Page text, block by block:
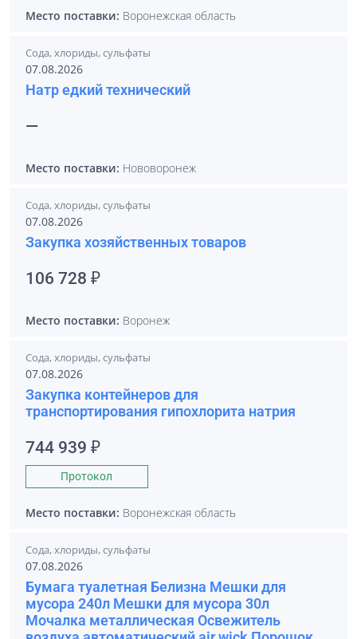
Место поставки: Воронежская область
Сода, хлориды, сульфаты
07.08.2026
Натр едкий технический
—
Место поставки: Нововоронеж
Сода, хлориды, сульфаты
07.08.2026
Закупка хозяйственных товаров
106 728 ₽
Место поставки: Воронеж
Сода, хлориды, сульфаты
07.08.2026
Закупка контейнеров для
транспортирования гипохлорита натрия
744 939 ₽
Протокол
Место поставки: Воронежская область
Сода, хлориды, сульфаты
07.08.2026
Бумага туалетная Белизна Мешки для
мусора 240л Мешки для мусора 30л
Мочалка металлическая Освежитель